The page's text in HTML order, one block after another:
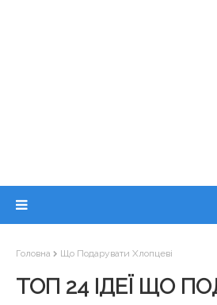
Головна Що Подарувати Хлопцеві
ТОП 24 ІДЕЇ ЩО